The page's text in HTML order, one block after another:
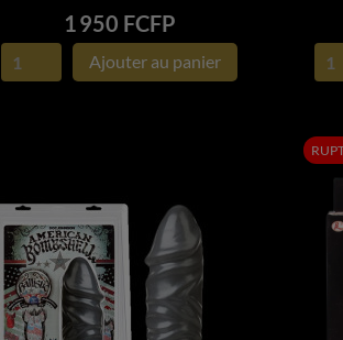
APERÇU RAPIDE
Prix
1 950 FCFP
Ajouter au panier